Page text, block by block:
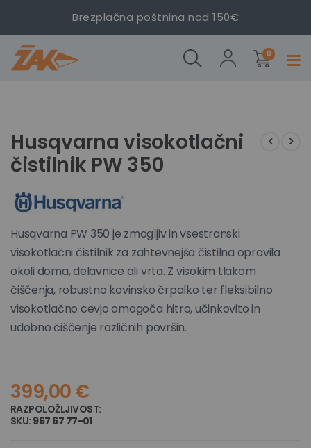
Brezplačna poštnina nad 150€
0izdelki
galerije
slik
visokotlačni
čistilnik PW
visokotlačni
čistilnik PW
galerije
slik
Husqvarna visokotlačni
čistilnik PW 350
Husqvarna PW 350 je zmogljiv in vsestranski
visokotlačni čistilnik za zahtevnejša čistilna opravila
okoli doma, delavnice ali vrta. Z visokim tlakom
čiščenja, robustno kovinsko črpalko ter fleksibilno
visokotlačno cevjo omogoča hitro, učinkovito in
udobno čiščenje različnih površin.
399,00 €
RAZPOLOŽLJIVOST:
SKU 967 67 77-01